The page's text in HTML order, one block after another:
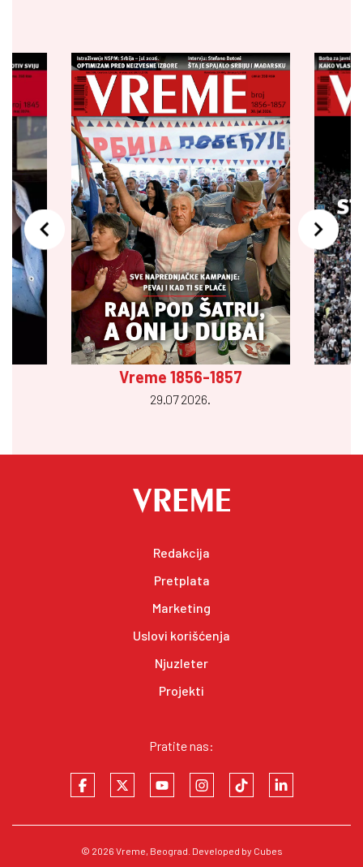
Vreme 1856-1857
29.07 2026.
Redakcija
Pretplata
Marketing
Uslovi korišćenja
Njuzleter
Projekti
Pratite nas:
© 2026 Vreme, Beograd. Developed by Cubes